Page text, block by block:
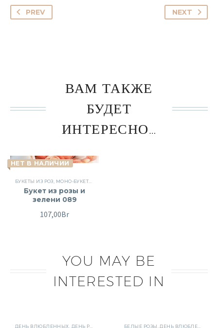
PREV NEXT
ВАМ ТАКЖЕ
БУДЕТ
ИНТЕРЕСНО…
НЕТ В НАЛИЧИИ
БУКЕТЫ ИЗ РОЗ МОНО-БУКЕТЫ
Букет из розы и
зелени 089
107,00Br
YOU MAY BE
INTERESTED IN
ДЕНЬ ВЛЮБЛЕННЫХ ДЕНЬ РОЖДЕНИЯ КОРЗИНЫ ,КОРЗИНЫ, КОРЗИНЫ С
БЕЛЫЕ РОЗЫ ДЕНЬ ВЛЮБЛЕННЫХ